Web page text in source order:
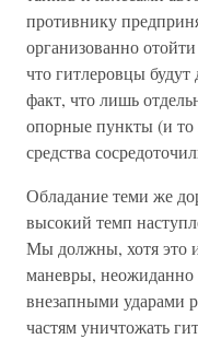
противнику
организованно
что гитлеровцы будут
факт, что лишь
опорные пункты (и
средства
Обладание теми же
высокий темп
Мы должны, хотя это
маневры, неожиданно
внезапными ударами
частям уничтожать